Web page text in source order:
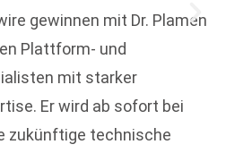
gewinnen mit Dr. Plamen
Plattform- und
mit starker
Er wird ab sofort bei
zukünftige technische